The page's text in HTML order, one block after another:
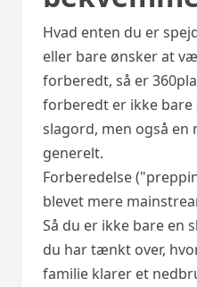
Hvad enten du er
eller bare ønsker at
forberedt, så er
forberedt er ikke bare
slagord, men også en
generelt.
Forberedelse
blevet mere
Så du er ikke bare en
du har tænkt over,
familie klarer et